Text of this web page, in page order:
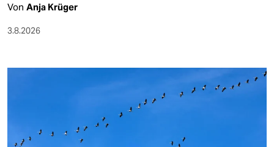
Von Anja Krüger
3.8.2026